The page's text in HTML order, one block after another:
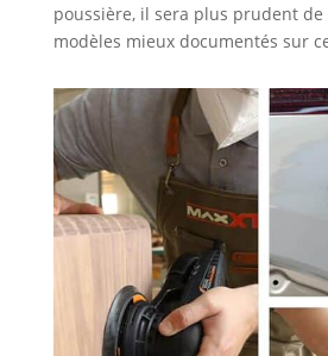
poussière, il sera plus prudent de
modèles mieux documentés sur